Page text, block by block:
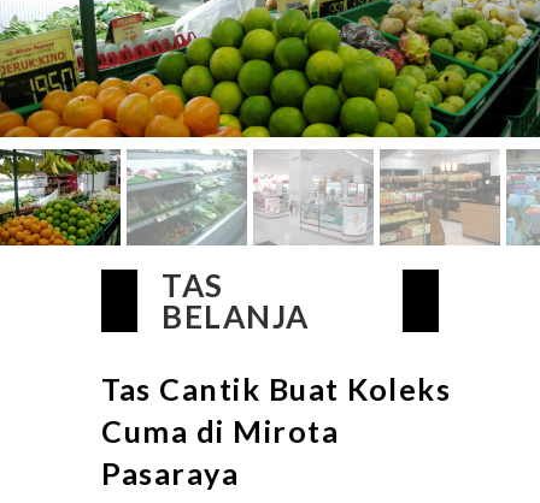
TAS
BELANJA
Tas Cantik Buat Koleksi
Cuma di Mirota
Pasaraya